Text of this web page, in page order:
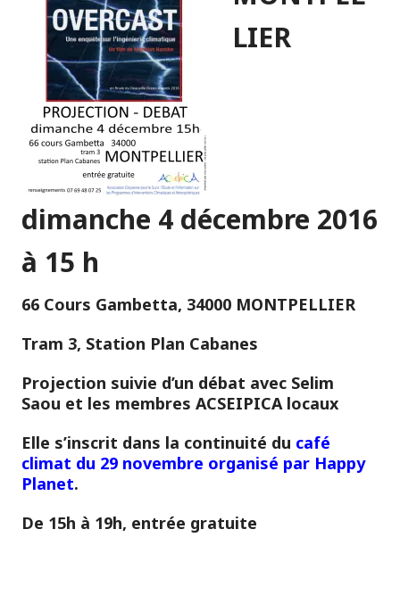
LIER
dimanche 4 décembre 2016
à 15 h
66 Cours Gambetta, 34000 MONTPELLIER
Tram 3, Station Plan Cabanes
Projection suivie d’un débat avec Selim
Saou et les membres ACSEIPICA locaux
Elle s’inscrit dans la continuité du café
climat du 29 novembre organisé par Happy
Planet.
De 15h à 19h, entrée gratuite